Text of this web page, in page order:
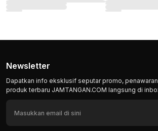
Newsletter
Dapatkan info eksklusif seputar promo,
produk terbaru JAMTANGAN.COM langsung di